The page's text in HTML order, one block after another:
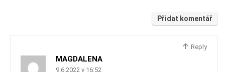
Přidat komentář
Reply
MAGDALENA
9.6.2022 v 16:52